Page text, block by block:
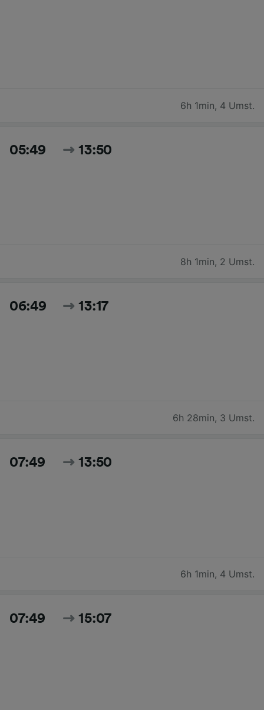
6h 1min, 4 Umst.
05:49 13:50
8h 1min, 2 Umst.
06:49 13:17
6h 28min, 3 Umst.
07:49 13:50
6h 1min, 4 Umst.
07:49 15:07